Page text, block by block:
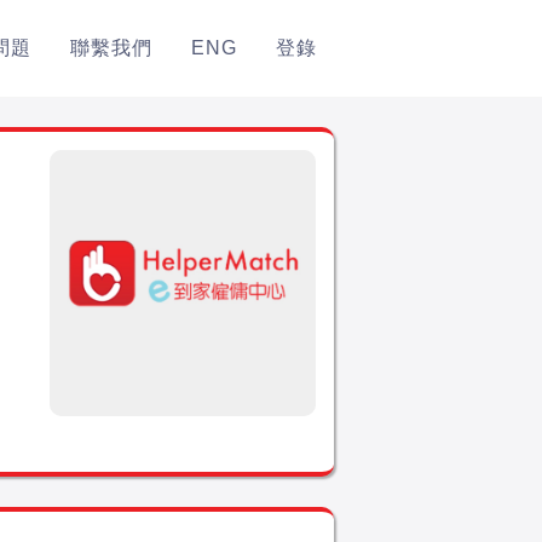
題 聯繫我們 ENG 登錄